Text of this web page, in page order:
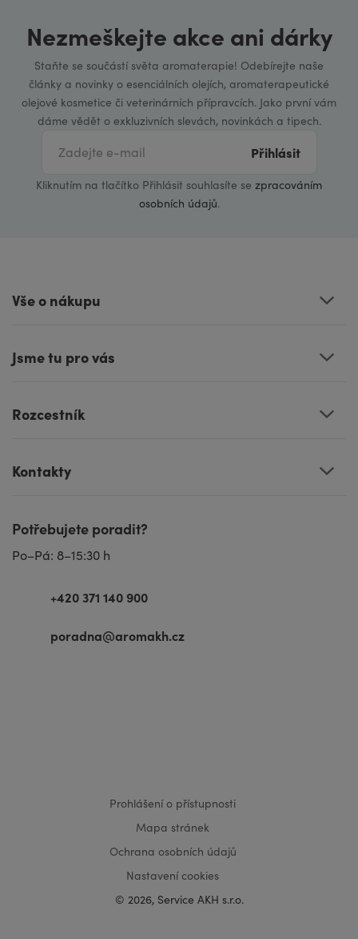
Nezmeškejte akce ani dárky
Staňte se součástí světa aromaterapie! Odebírejte naše
články a novinky o esenciálních olejích, aromaterapeutické
olejové kosmetice či veterinárních přípravcích. Jako první vám
dáme vědět o exkluzivních slevách, novinkách a tipech.
Přihlásit
Kliknutím na tlačítko Přihlásit souhlasíte se zpracováním
osobních údajů.
Vše o nákupu
Jsme tu pro vás
Rozcestník
Kontakty
Potřebujete poradit?
Po–Pá: 8–15:30 h
+420 371 140 900
poradna@aromakh.cz
Prohlášení o přístupnosti
Mapa stránek
Ochrana osobních údajů
Nastavení cookies
© 2026, Service AKH s.r.o.